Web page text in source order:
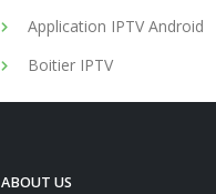
Application IPTV Android
Boitier IPTV
ABOUT US